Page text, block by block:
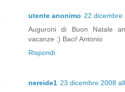
utente anonimo 22 dicembre
Auguroni di Buon Natale
vacanze :) Baci! Antonio
Rispondi
nereide1 23 dicembre 2008